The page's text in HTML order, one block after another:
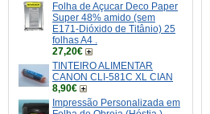
Folha de Açucar Deco Paper
Super 48% amido (sem
E171-Dióxido de Titânio) 25
folhas A4 .
27,20€
TINTEIRO ALIMENTAR
CANON CLI-581C XL CIAN
8,90€
Impressão Personalizada em